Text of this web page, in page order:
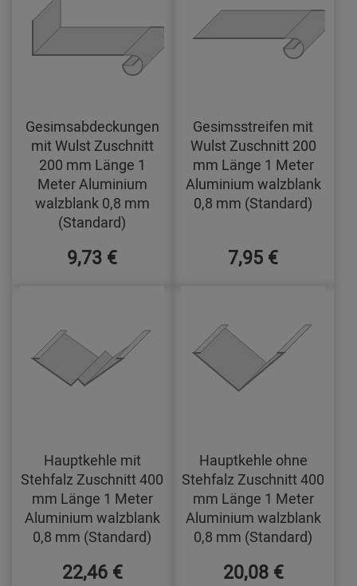
Gesimsabdeckungen
mit Wulst Zuschnitt
200 mm Länge 1
Meter Aluminium
walzblank 0,8 mm
(Standard)
9,73 €
Gesimsstreifen mit
Wulst Zuschnitt 200
mm Länge 1 Meter
Aluminium walzblank
0,8 mm (Standard)
7,95 €
Hauptkehle mit
Stehfalz Zuschnitt 400
mm Länge 1 Meter
Aluminium walzblank
0,8 mm (Standard)
22,46 €
Hauptkehle ohne
Stehfalz Zuschnitt 400
mm Länge 1 Meter
Aluminium walzblank
0,8 mm (Standard)
20,08 €